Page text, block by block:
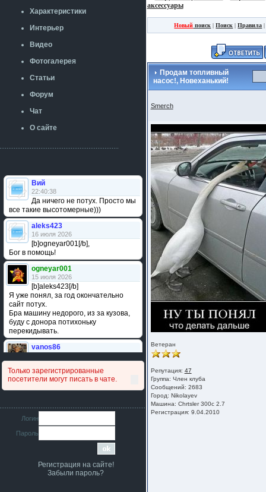
Характеристики
Интерьер
Видео
Фотогалерея
Статьи
Форум
Чат
О сайте
Вий
22:40:38
Да ничего не потух. Просто мы
все такие высотомерные)))
aleks423
16 июля 2026
[b]ogneyar001[/b],
Бог в помощь!
ogneyar001
15 июля 2026
[b]aleks423[/b]
Я уже понял, за год окончательно
сайт потух.
Бра машину недорого, из за кузова,
буду с донора потихоньку
перекидывать.
vanos86
сравнивал подушку акпп бензиновой и
дизельной машины намера
4578063AG и 4578061AG? По фото
iMrCoffeeBLR4
11 июля 2026
[b]era124[/b],
Ага понял буду знать спасибо
era124
7 июля 2026
Только зарегистрированные
посетители могут писать в чате.
Логин
Пароль
Регистрация на сайте!
Забыли пароль?
аксессуары
Новый поиск |Поиск |Правила
Продам топливный
насос!, Новеханький!
Smerch
Ветеран
Репутация: 47
Группа: Член клуба
Сообщений: 2683
Город: Nikolayev
Машина: Chrtsler 300c 2.7
Регистрация: 9.04.2010